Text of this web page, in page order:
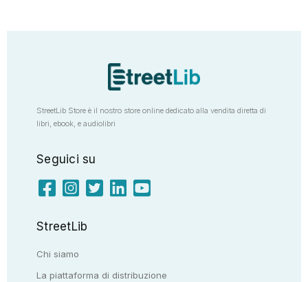
StreetLib Store è il nostro store online dedicato alla vendita diretta di
libri, ebook, e audiolibri
Seguici su
StreetLib
Chi siamo
La piattaforma di distribuzione